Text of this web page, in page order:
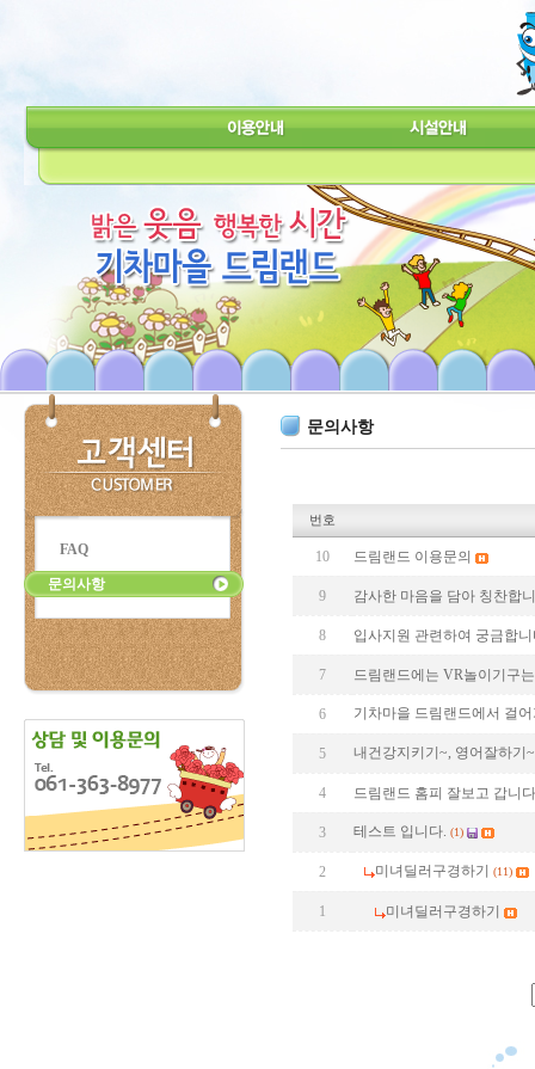
FAQ
문의사항
문의사항
번호
10 드림랜드 이용문의
9 감사한 마음을 담아 칭찬합
8 입사지원 관련하여 궁금합
7 드림랜드에는 VR놀이기구
6 기차마을 드림랜드에서 걸
5 내건강지키기~, 영어잘하기~
4 드림랜드 홈피 잘보고 갑니
3 테스트 입니다. (1)
2 미녀딜러구경하기 (11)
1 미녀딜러구경하기